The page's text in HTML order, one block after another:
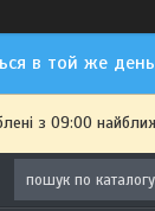
в той же
з 09:00